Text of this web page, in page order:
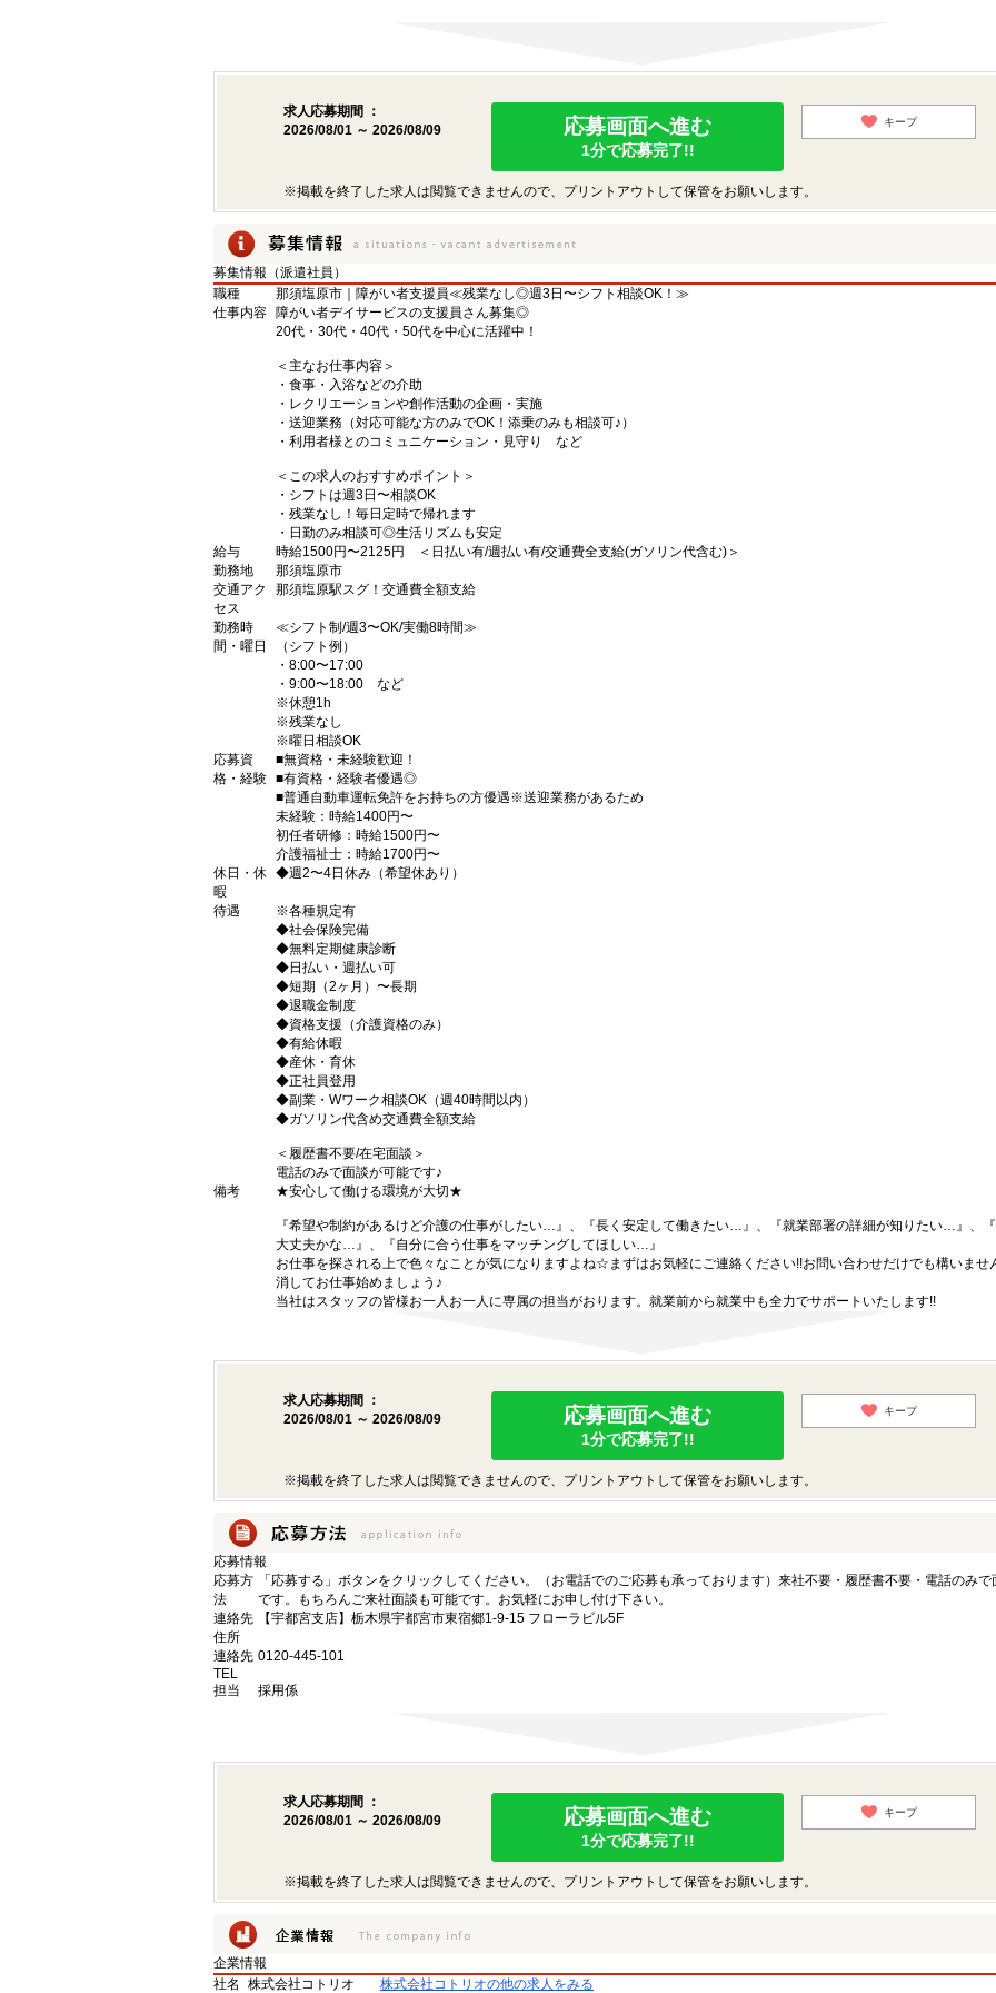
求人応募期間 ：
2026/08/01 ～ 2026/08/09
応募画面へ進む
1分で応募完了!!
キープ
※掲載を終了した求人は閲覧できませんので、プリントアウトして保管をお願いします。
募集情報（派遣社員）
職種
那須塩原市｜障がい者支援員≪残業なし◎週3日〜シフト相談OK！≫
仕事内容
障がい者デイサービスの支援員さん募集◎
20代・30代・40代・50代を中心に活躍中！
＜主なお仕事内容＞
・食事・入浴などの介助
・レクリエーションや創作活動の企画・実施
・送迎業務（対応可能な方のみでOK！添乗のみも相談可♪）
・利用者様とのコミュニケーション・見守り など
＜この求人のおすすめポイント＞
・シフトは週3日〜相談OK
・残業なし！毎日定時で帰れます
・日勤のみ相談可◎生活リズムも安定
給与
時給1500円〜2125円 ＜日払い有/週払い有/交通費全支給(ガソリン代含む)＞
勤務地
那須塩原市
交通アク
セス
那須塩原駅スグ！交通費全額支給
勤務時
間・曜日
≪シフト制/週3〜OK/実働8時間≫
（シフト例）
・8:00〜17:00
・9:00〜18:00 など
※休憩1h
※残業なし
※曜日相談OK
応募資
格・経験
■無資格・未経験歓迎！
■有資格・経験者優遇◎
■普通自動車運転免許をお持ちの方優遇※送迎業務があるため
未経験：時給1400円〜
初任者研修：時給1500円〜
介護福祉士：時給1700円〜
休日・休
暇
◆週2〜4日休み（希望休あり）
待遇
※各種規定有
◆社会保険完備
◆無料定期健康診断
◆日払い・週払い可
◆短期（2ヶ月）〜長期
◆退職金制度
◆資格支援（介護資格のみ）
◆有給休暇
◆産休・育休
◆正社員登用
◆副業・Wワーク相談OK（週40時間以内）
◆ガソリン代含め交通費全額支給
＜履歴書不要/在宅面談＞
電話のみで面談が可能です♪
備考
★安心して働ける環境が大切★
『希望や制約があるけど介護の仕事がしたい…』、『長く安定して働きたい…』、『就業部署の詳細が知りたい…』、
大丈夫かな…』、『自分に合う仕事をマッチングしてほしい…』
お仕事を探される上で色々なことが気になりますよね☆まずはお気軽にご連絡ください!!お問い合わせだけでも構いませ
消してお仕事始めましょう♪
当社はスタッフの皆様お一人お一人に専属の担当がおります。就業前から就業中も全力でサポートいたします!!
求人応募期間 ：
2026/08/01 ～ 2026/08/09
応募画面へ進む
1分で応募完了!!
キープ
※掲載を終了した求人は閲覧できませんので、プリントアウトして保管をお願いします。
応募情報
応募方
法
「応募する」ボタンをクリックしてください。（お電話でのご応募も承っております）来社不要・履歴書不要・電話のみで
です。もちろんご来社面談も可能です。お気軽にお申し付け下さい。
連絡先
住所
【宇都宮支店】栃木県宇都宮市東宿郷1-9-15 フローラビル5F
連絡先
TEL
0120-445-101
担当 採用係
求人応募期間 ：
2026/08/01 ～ 2026/08/09
応募画面へ進む
1分で応募完了!!
キープ
※掲載を終了した求人は閲覧できませんので、プリントアウトして保管をお願いします。
企業情報
社名
株式会社コトリオ
株式会社コトリオの他の求人をみる